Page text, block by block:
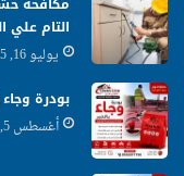
التام علي
يوليو 16, 2025
بودرة وجاء
أغسطس 5, 2026